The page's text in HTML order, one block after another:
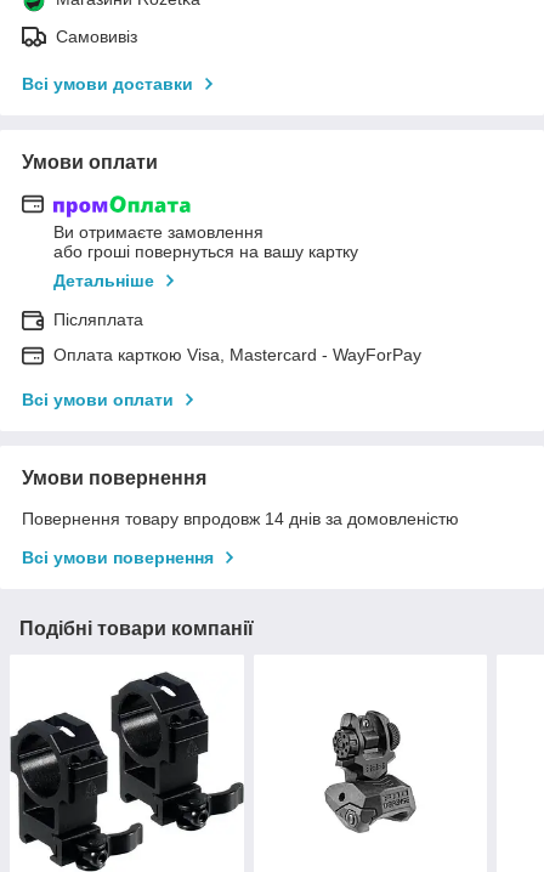
Самовивіз
Всі умови доставки
Умови оплати
Ви отримаєте замовлення
або гроші повернуться на вашу картку
Детальніше
Післяплата
Оплата карткою Visa, Mastercard - WayForPay
Всі умови оплати
Умови повернення
Повернення товару впродовж 14 днів за домовленістю
Всі умови повернення
Подібні товари компанії